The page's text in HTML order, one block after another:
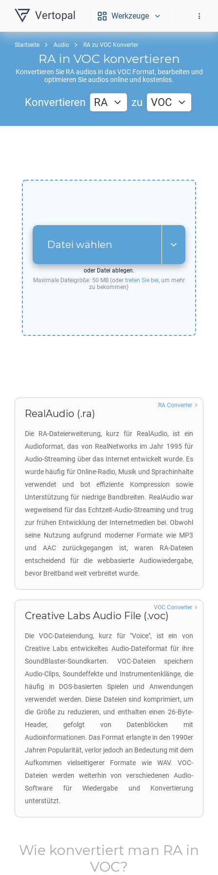
Vertopal Werkzeuge
Startseite Audio RA zu VOC Konverter
RAin VOC konvertieren
Konvertieren Sie RAaudios in dasVOCFormat, bearbeiten und
optimieren Sie audios online und kostenlos.
Konvertieren RA zu VOC
Datei wählen
oder Datei ablegen.
Maximale Dateigröße: 50 MB (oder treten Sie bei, um mehr
zu bekommen)
RealAudio (.ra)
Die RA-Dateierweiterung, kurz für RealAudio, ist ein
Audioformat, das von RealNetworks im Jahr 1995 für
Audio-Streaming über das Internet entwickelt wurde. Es
wurde häufig für Online-Radio, Musik und Sprachinhalte
verwendet und bot effiziente Kompression sowie
Unterstützung für niedrige Bandbreiten. RealAudio war
wegweisend für das Echtzeit-Audio-Streaming und trug
zur frühen Entwicklung der Internetmedien bei. Obwohl
seine Nutzung aufgrund moderner Formate wie MP3
und AAC zurückgegangen ist, waren RA-Dateien
entscheidend für die webbasierte Audiowiedergabe,
bevor Breitband weit verbreitet wurde.
RA Converter
Creative Labs Audio File (.voc)
Die VOC-Dateiendung, kurz für "Voice", ist ein von
Creative Labs entwickeltes Audio-Dateiformat für ihre
SoundBlaster-Soundkarten. VOC-Dateien speichern
Audio-Clips, Soundeffekte und Instrumentenklänge, die
häufig in DOS-basierten Spielen und Anwendungen
verwendet werden. Diese Dateien sind komprimiert, um
die Größe zu reduzieren, und enthalten einen 26-Byte-
Header, gefolgt von Datenblöcken mit
Audioinformationen. Das Format erlangte in den 1990er
Jahren Popularität, verlor jedoch an Bedeutung mit dem
Aufkommen vielseitigerer Formate wie WAV. VOC-
Dateien werden weiterhin von verschiedenen Audio-
Software für Wiedergabe und Konvertierung
unterstützt.
VOC Converter
Wie konvertiert man RA in
VOC?